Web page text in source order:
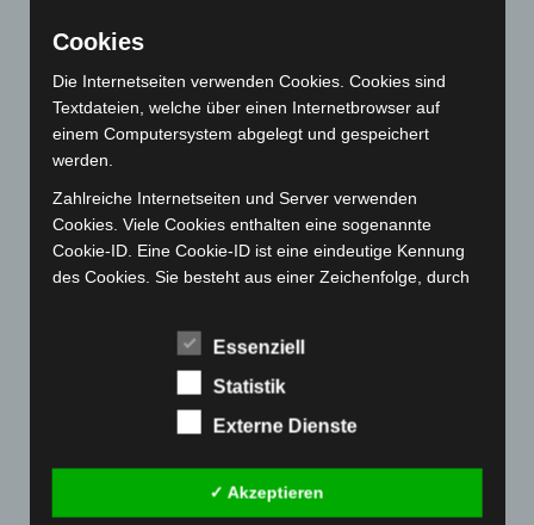
Juni 2022(167)
Mai 2022(177)
April 2022
März 2022(221)
Februar 2022(189)
Januar 2022(190)
(215)
(180)
Cookies
Die Internetseiten verwenden Cookies. Cookies sind
Textdateien, welche über einen Internetbrowser auf
einem Computersystem abgelegt und gespeichert
werden.
Zahlreiche Internetseiten und Server verwenden
Cookies. Viele Cookies enthalten eine sogenannte
Cookie-ID. Eine Cookie-ID ist eine eindeutige Kennung
des Cookies. Sie besteht aus einer Zeichenfolge, durch
Internetbrowser zugeordnet werden können, in dem das
Cookie gespeichert wurde. Dies ermöglicht es den
besuchten Internetseiten und Servern, den individuellen
Browser der betroffenen Person von anderen
Internetbrowsern, die andere Cookies enthalten, zu
über die eindeutige Cookie-ID wiedererkannt und
identifiziert werden.
Essenziell
Statistik
Externe Dienste
✓ Akzeptieren